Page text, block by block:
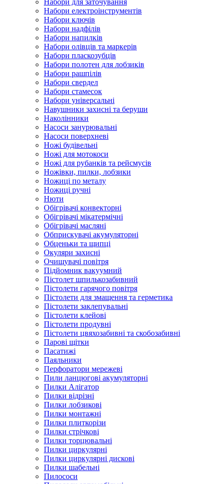
Набори для заточування
Набори електроінструментів
Набори ключів
Набори надфілів
Набори напилків
Набори олівців та маркерів
Набори пласкозубців
Набори полотен для лобзиків
Набори рашпілів
Набори свердел
Набори стамесок
Набори універсальні
Навушники захисні та беруши
Наколінники
Насоси занурювальні
Насоси поверхневі
Ножі будівельні
Ножі для мотокоси
Ножі для рубанків та рейсмусів
Ножівки, пилки, лобзики
Ножиці по металу
Ножиці ручні
Нюти
Обігрівачі конвекторні
Обігрівачі мікатермічні
Обігрівачі масляні
Обприскувачі акумуляторні
Обценьки та щипці
Окуляри захисні
Очищувачі повітря
Підйомник вакуумний
Пістолет шпилькозабивний
Пістолети гарячого повітря
Пістолети для змащення та герметика
Пістолети заклепувальні
Пістолети клейові
Пістолети продувні
Пістолети цвяхозабивні та скобозабивні
Парові щітки
Пасатижі
Паяльники
Перфоратори мережеві
Пили ланцюгові акумуляторні
Пилки Алігатор
Пилки відрізні
Пилки лобзикові
Пилки монтажні
Пилки плиткорізи
Пилки стрічкові
Пилки торцювальні
Пилки циркулярні
Пилки циркулярні дискові
Пилки шабельні
Пилососи